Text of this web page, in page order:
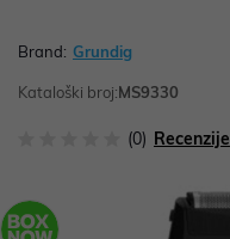
Brand: Grundig
Kataloški broj:MS9330
(0) Recenzije